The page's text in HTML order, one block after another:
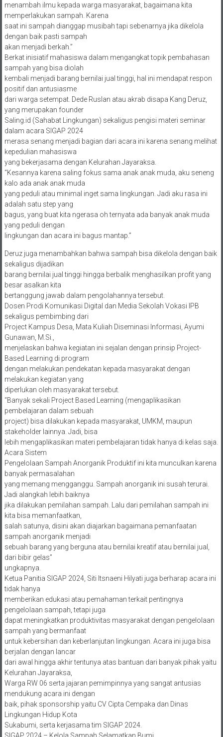
menambah ilmu kepada warga masyarakat, bagaimana kita
memperlakukan sampah. Karena
saat ini sampah dianggap musibah tapi sebenarnya jika dikelola
dengan baik pasti sampah
akan menjadi berkah.”
Berkat inisiatif mahasiswa dalam mengangkat topik pembahasan
sampah yang bisa diolah
kembali menjadi barang bernilai jual tinggi, hal ini mendapat respon
positif dan antusiasme
dari warga setempat. Dede Ruslan atau akrab disapa Kang Deruz,
yang merupakan founder
Saling.id (Sahabat Lingkungan) sekaligus pengisi materi seminar
dalam acara SIGAP 2024
merasa senang menjadi bagian dari acara ini karena senang melihat
kepedulian mahasiswa
yang bekerjasama dengan Kelurahan Jayaraksa.
“Kesannya karena saling fokus sama anak anak muda, aku seneng
kalo ada anak anak muda
yang peduli atau minimal inget sama lingkungan. Jadi aku rasa ini
adalah satu step yang
bagus, yang buat kita ngerasa oh ternyata ada banyak anak muda
yang peduli dengan
lingkungan dan acara ini bagus mantap.”
Deruz juga menambahkan bahwa sampah bisa dikelola dengan baik
sekaligus dijadikan
barang bernilai jual tinggi hingga berbalik menghasilkan profit yang
besar asalkan kita
bertanggung jawab dalam pengolahannya tersebut.
Dosen Prodi Komunikasi Digital dan Media Sekolah Vokasi IPB
sekaligus pembimbing dari
Project Kampus Desa, Mata Kuliah Diseminasi Informasi, Ayumi
Gunawan, M.Si.,
menjelaskan bahwa kegiatan ini sejalan dengan prinsip Project-
Based Learning di program
dengan melakukan pendekatan kepada masyarakat dengan
melakukan kegiatan yang
diperlukan oleh masyarakat tersebut.
“Banyak sekali Project Based Learning (mengaplikasikan
pembelajaran dalam sebuah
project) bisa dilakukan kepada masyarakat, UMKM, maupun
stakeholder lainnya. Jadi, bisa
lebih mengaplikasikan materi pembelajaran tidak hanya di kelas saja.
Acara Sistem
Pengelolaan Sampah Anorganik Produktif ini kita munculkan karena
banyak permasalahan
yang memang mengganggu. Sampah anorganik ini susah terurai.
Jadi alangkah lebih baiknya
jika dilakukan pemilahan sampah. Lalu dari pemilahan sampah ini
kita bisa memanfaatkan,
salah satunya, disini akan diajarkan bagaimana pemanfaatan
sampah anorganik menjadi
sebuah barang yang berguna atau bernilai kreatif atau bernilai jual,
dari bibir gelas”
ungkapnya.
Ketua Panitia SIGAP 2024, Siti Itsnaeni Hilyati juga berharap acara ini
tidak hanya
memberikan edukasi atau pemahaman terkait pentingnya
pengelolaan sampah, tetapi juga
dapat meningkatkan produktivitas masyarakat dengan pengelolaan
sampah yang bermanfaat
untuk kebersihan dan keberlanjutan lingkungan. Acara ini juga bisa
berjalan dengan lancar
dari awal hingga akhir tentunya atas bantuan dari banyak pihak yaitu
Kelurahan Jayaraksa,
Warga RW 06 serta jajaran pemimpinnya yang sangat antusias
mendukung acara ini dengan
baik, pihak sponsorship yaitu CV Cipta Cempaka dan Dinas
Lingkungan Hidup Kota
Sukabumi, serta kerjasama tim SIGAP 2024.
SIGAP 2024 – Kelola Sampah Selamatkan Bumi.